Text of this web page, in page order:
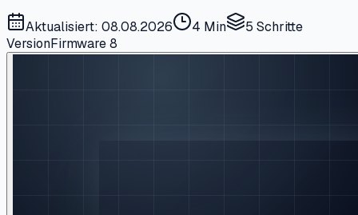
Aktualisiert: 08.08.2026 4 Min 5 Schritte
VersionFirmware 8